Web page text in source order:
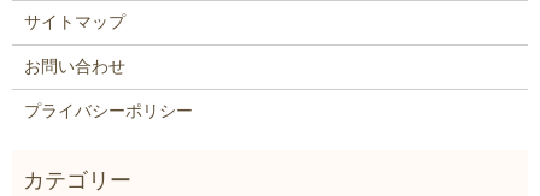
サイトマップ
お問い合わせ
プライバシーポリシー